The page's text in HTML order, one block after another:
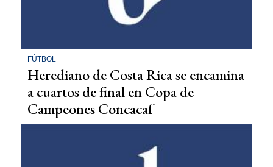
FÚTBOL
Herediano de Costa Rica se encamina
a cuartos de final en Copa de
Campeones Concacaf